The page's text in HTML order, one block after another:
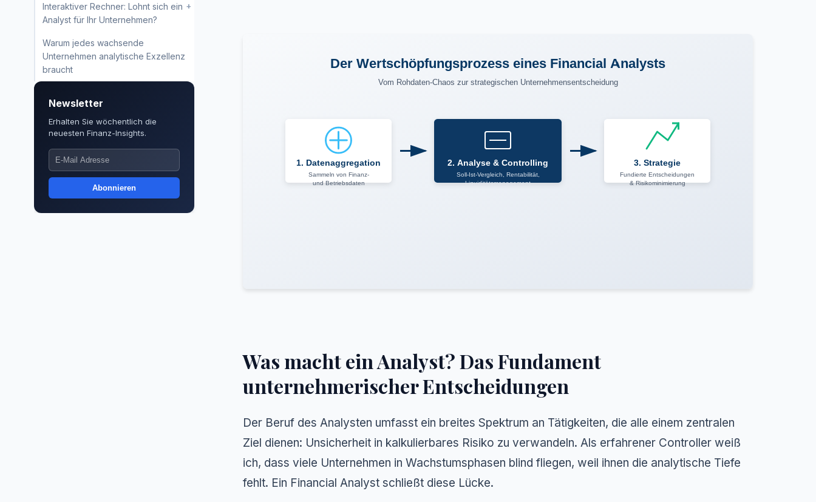
+
Interaktiver Rechner: Lohnt sich ein
Analyst für Ihr Unternehmen?
Warum jedes wachsende
Unternehmen analytische Exzellenz
braucht
Newsletter
Erhalten Sie wöchentlich die
neuesten Finanz-Insights.
Abonnieren
Der Wertschöpfungsprozess eines Financial Analysts
Vom Rohdaten-Chaos zur strategischen Unternehmensentscheidung
1. Datenaggregation
Sammeln von Finanz-
und Betriebsdaten
2. Analyse & Controlling
Soll-Ist-Vergleich, Rentabilität,
Liquiditätsmanagement
3. Strategie
Fundierte Entscheidungen
& Risikominimierung
Was macht ein Analyst? Das Fundament
unternehmerischer Entscheidungen
Der Beruf des Analysten umfasst ein breites Spektrum an Tätigkeiten, die alle einem zentralen
Ziel dienen: Unsicherheit in kalkulierbares Risiko zu verwandeln. Als erfahrener Controller weiß
ich, dass viele Unternehmen in Wachstumsphasen blind fliegen, weil ihnen die analytische Tiefe
fehlt. Ein Financial Analyst schließt diese Lücke.